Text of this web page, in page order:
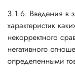
3.1.6. Введения в
характеристик
некорректного
негативного
определенными